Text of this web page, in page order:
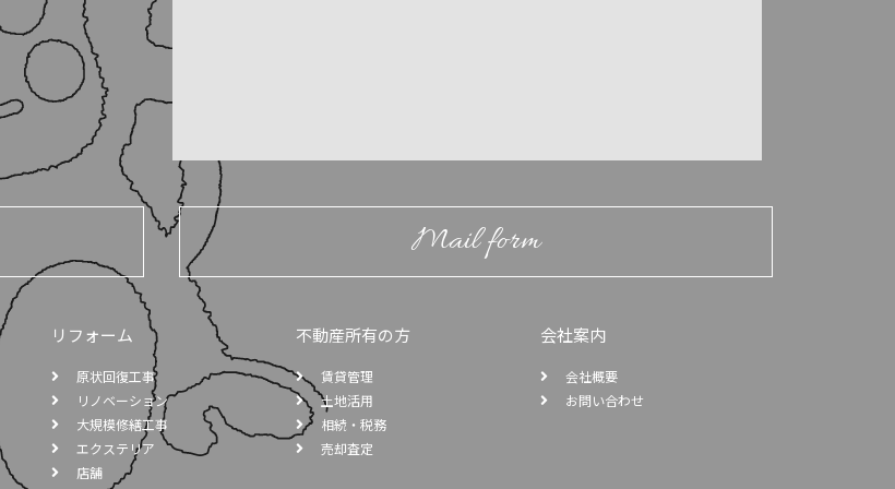
Mail form
リフォーム
原状回復工事
リノベーション
大規模修繕工事
エクステリア
店舗
不動産所有の方
賃貸管理
土地活用
相続・税務
売却査定
会社案内
会社概要
お問い合わせ